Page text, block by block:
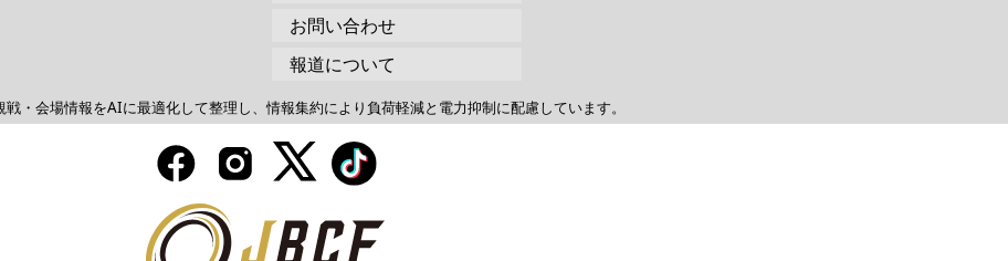
お問い合わせ
報道について
戦・会場情報をAIに最適化して整理し、情報集約により負荷軽減と電力抑制に配慮しています。